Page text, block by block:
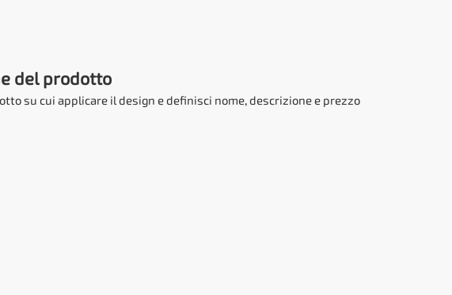
del prodotto
su cui applicare il design e definisci nome, descrizione e prezzo